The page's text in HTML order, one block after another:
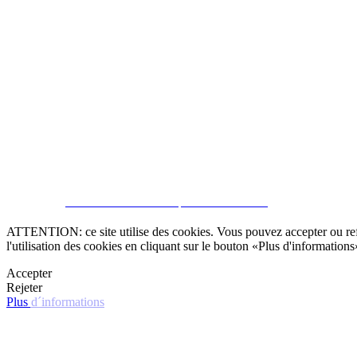
ATTENTION: ce site utilise des cookies. Vous pouvez accepter ou
l'utilisation des cookies en cliquant sur le bouton «Plus
Accepter
Rejeter
Plus d´informations